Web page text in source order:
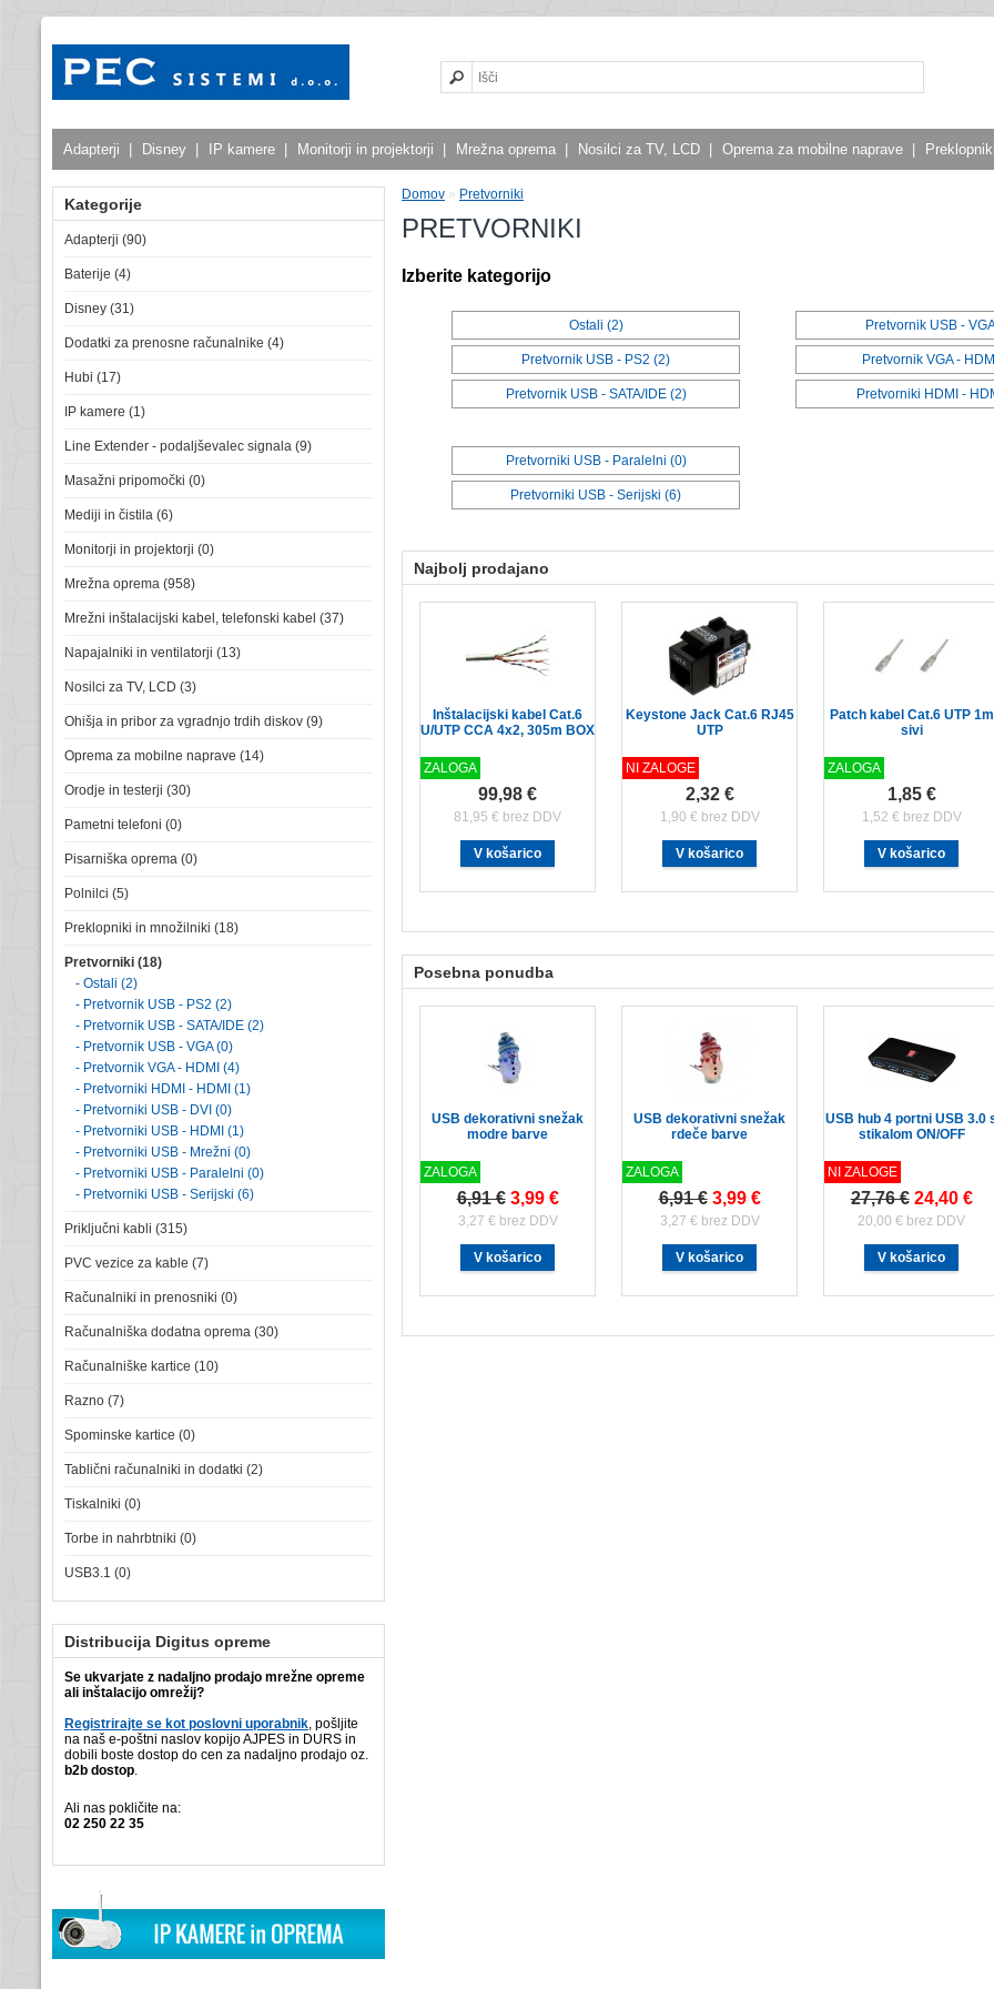
Adapterji Disney IP kamere Monitorji in projektorji Mrežna oprema Nosilci za TV, LCD Oprema za mobilne naprave
Kategorije
Adapterji (90)
Baterije (4)
Disney (31)
Dodatki za prenosne računalnike (4)
Hubi (17)
IP kamere (1)
Line Extender - podaljševalec signala (9)
Masažni pripomočki (0)
Mediji in čistila (6)
Monitorji in projektorji (0)
Mrežna oprema (958)
Mrežni inštalacijski kabel, telefonski kabel (37)
Napajalniki in ventilatorji (13)
Nosilci za TV, LCD (3)
Ohišja in pribor za vgradnjo trdih diskov (9)
Oprema za mobilne naprave (14)
Orodje in testerji (30)
Pametni telefoni (0)
Pisarniška oprema (0)
Polnilci (5)
Preklopniki in množilniki (18)
Pretvorniki (18)
- Ostali (2)
- Pretvornik USB - PS2 (2)
- Pretvornik USB - SATA/IDE (2)
- Pretvornik USB - VGA (0)
- Pretvornik VGA - HDMI (4)
- Pretvorniki HDMI - HDMI (1)
- Pretvorniki USB - DVI (0)
- Pretvorniki USB - HDMI (1)
- Pretvorniki USB - Mrežni (0)
- Pretvorniki USB - Paralelni (0)
- Pretvorniki USB - Serijski (6)
Priključni kabli (315)
PVC vezice za kable (7)
Računalniki in prenosniki (0)
Računalniška dodatna oprema (30)
Računalniške kartice (10)
Razno (7)
Spominske kartice (0)
Tablični računalniki in dodatki (2)
Tiskalniki (0)
Torbe in nahrbtniki (0)
USB3.1 (0)
Distribucija Digitus opreme
Se ukvarjate z nadaljno prodajo mrežne opreme
ali inštalacijo omrežij?
Registrirajte se kot poslovni uporabnik, pošljite
na naš e-poštni naslov kopijo AJPES in DURS in
dobili boste dostop do cen za nadaljno prodajo oz.
b2b dostop.
Ali nas pokličite na:
02 250 22 35
Domov » Pretvorniki
PRETVORNIKI
Izberite kategorijo
Ostali (2)
Pretvornik USB - PS2 (2)
Pretvornik USB - SATA/IDE (2)
Pretvornik USB -
Pretvornik VGA -
Pretvorniki HDMI -
Pretvorniki USB - Paralelni (0)
Pretvorniki USB - Serijski (6)
Najbolj prodajano
Inštalacijski kabel Cat.6
U/UTP CCA 4x2, 305m BOX
ZALOGA
99,98 €
81,95 € brez DDV
Keystone Jack Cat.6 RJ45
UTP
NI ZALOGE
2,32 €
1,90 € brez DDV
Patch kabel Cat.6 UTP 1m
sivi
ZALOGA
1,85 €
1,52 € brez DDV
Posebna ponudba
USB dekorativni snežak
modre barve
ZALOGA
6,91 € 3,99 €
3,27 € brez DDV
USB dekorativni snežak
rdeče barve
ZALOGA
6,91 € 3,99 €
3,27 € brez DDV
USB hub 4 portni USB 3.0
stikalom ON/OFF
NI ZALOGE
27,76 € 24,40 €
20,00 € brez DDV